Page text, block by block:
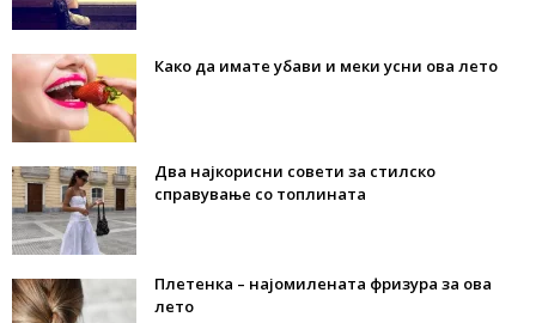
Како да имате убави и меки усни ова лето
Два најкорисни совети за стилско
справување со топлината
Плетенка – најомилената фризура за ова
лето